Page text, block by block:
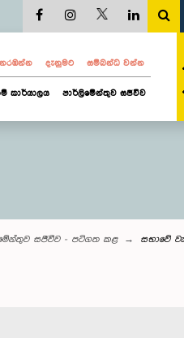
දැනුමට සම්බන්ධ වන්න
කාර්යාලය පාර්ලිමේන්තුව සජීවීව
සජීවීව - පටිගත කළ සභාවේ